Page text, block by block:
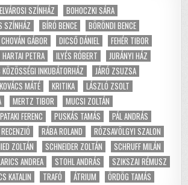
SZÍNHÁZ
BOHOCZKI SÁRA
SZÍNHÁZ
BÍRÓ BENCE
BÖRÖNDI BENCE
CHOVÁN GÁBOR DICSŐ DÁNIEL
FEHÉR TIBOR
HARTAI PETRA ILYÉS RÓBERT
JURÁNYI HÁZ
INKUBÁTORHÁZ
JÁRÓ ZSUZSA
KOVÁCS MÁTÉ KRITIKA
LÁSZLÓ ZSOLT
MERTZ TIBOR
MUCSI ZOLTÁN
PATAKI FERENC PUSKÁS TAMÁS
PÁL ANDRÁS
RECENZIÓ RÁBA ROLAND
RÓZSAVÖLGYI SZALON
ZOLTÁN SCHNEIDER ZOLTÁN
SCHRUFF MILÁN
ANDREA STOHL ANDRÁS
SZIKSZAI RÉMUSZ
KATALIN TRAFÓ ÁTRIUM ÖRDÖG TAMÁS